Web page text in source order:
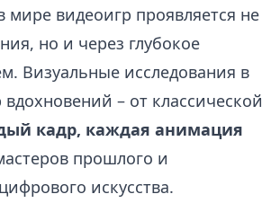
мире видеоигр проявляется не
но и через глубокое
Визуальные исследования в
– от классической
кадр, каждая анимация
прошлого и
искусства.